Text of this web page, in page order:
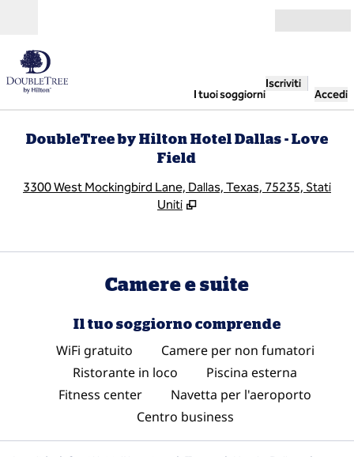
I tuoi soggiorni
Iscriviti
Accedi
DoubleTree by Hilton Hotel Dallas - Love
Field
3300 West Mockingbird Lane, Dallas, Texas, 75235, Stati
Uniti
Camere e suite
Il tuo soggiorno comprende
WiFi gratuito
Camere per non fumatori
Ristorante in loco
Piscina esterna
Fitness center
Navetta per l'aeroporto
Centro business